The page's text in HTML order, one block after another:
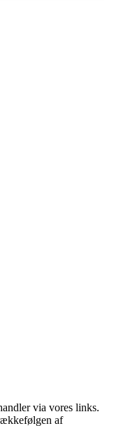
via vores links.
af